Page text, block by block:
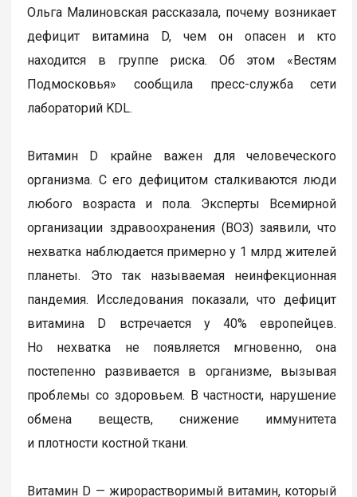
Ольга Малиновская рассказала, почему возникает
дефицит витамина D, чем он опасен и кто
находится в группе риска. Об этом «Вестям
Подмосковья» сообщила пресс-служба сети
лабораторий KDL.
Витамин D крайне важен для человеческого
организма. С его дефицитом сталкиваются люди
любого возраста и пола. Эксперты Всемирной
организации здравоохранения (ВОЗ) заявили, что
нехватка наблюдается примерно у 1 млрд жителей
планеты. Это так называемая неинфекционная
пандемия. Исследования показали, что дефицит
витамина D встречается у 40% европейцев.
Но нехватка не появляется мгновенно, она
постепенно развивается в организме, вызывая
проблемы со здоровьем. В частности, нарушение
обмена веществ, снижение иммунитета
и плотности костной ткани.
Витамин D — жирорастворимый витамин, который